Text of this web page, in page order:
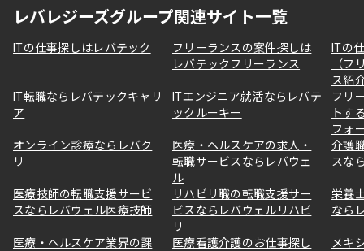
レバレジーズグループ関連サイト一覧
ITの仕事探しはレバテック
フリーランスの案件探しは
レバテックフリーランス
ITの
（フ
ス紹
IT転職ならレバテックキャリ
ア
ITエンジニア就活ならレバテ
ックルーキー
フリ
トす
フォ
オンライン診療ならレバク
リ
医療・ヘルスケアの求人・
転職サービスならレバウェ
ル
介護
スな
医療技師の転職支援サービ
スならレバウェル医療技師
リハビリ職の転職支援サー
ビスならレバウェルリハビ
リ
栄養
なら
医療・ヘルスケア業界の課
医療看護介護のお仕事探し
メキ